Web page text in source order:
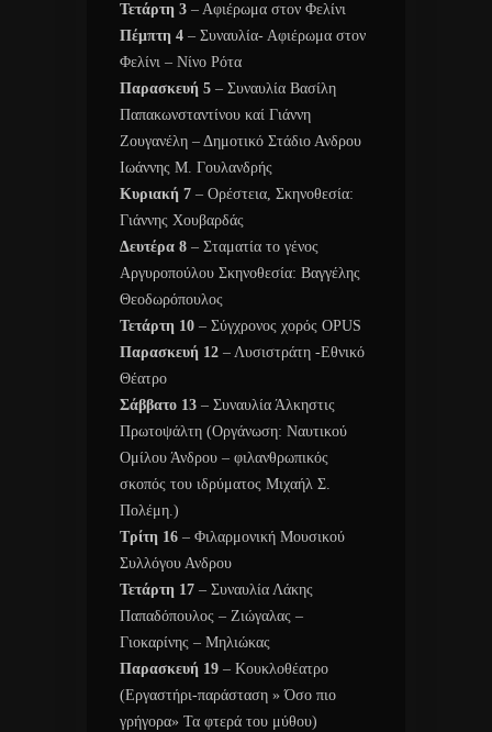
Τετάρτη 3 – Αφιέρωμα στον Φελίνι
Πέμπτη 4 – Συναυλία- Αφιέρωμα στον
Φελίνι – Νίνο Ρότα
Παρασκευή 5 – Συναυλία Βασίλη
Παπακωνσταντίνου καί Γιάννη
Ζουγανέλη – Δημοτικό Στάδιο Ανδρου
Ιωάννης Μ. Γουλανδρής
Κυριακή 7 – Ορέστεια, Σκηνοθεσία:
Γιάννης Χουβαρδάς
Δευτέρα 8 – Σταματία το γένος
Αργυροπούλου Σκηνοθεσία: Βαγγέλης
Θεοδωρόπουλος
Τετάρτη 10 – Σύγχρονος χορός OPUS
Παρασκευή 12 – Λυσιστράτη -Εθνικό
Θέατρο
Σάββατο 13 – Συναυλία Άλκηστις
Πρωτοψάλτη (Οργάνωση: Ναυτικού
Ομίλου Άνδρου – φιλανθρωπικός
σκοπός του ιδρύματος Μιχαήλ Σ.
Πολέμη.)
Τρίτη 16 – Φιλαρμονική Μουσικού
Συλλόγου Ανδρου
Τετάρτη 17 – Συναυλία Λάκης
Παπαδόπουλος – Ζιώγαλας –
Γιοκαρίνης – Μηλιώκας
Παρασκευή 19 – Κουκλοθέατρο
(Εργαστήρι-παράσταση » Όσο πιο
γρήγορα» Τα φτερά του μύθου)